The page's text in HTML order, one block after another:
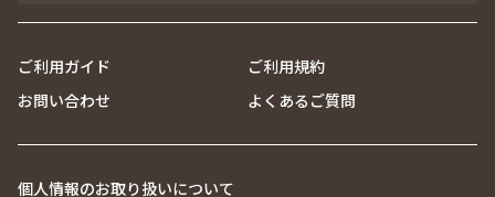
ご利用ガイド
ご利用規約
お問い合わせ
よくあるご質問
個人情報のお取り扱いについて